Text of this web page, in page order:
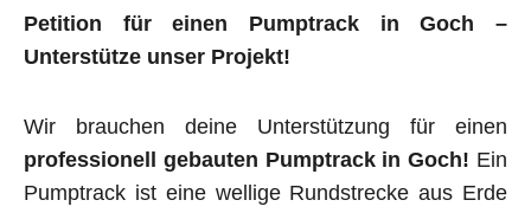
Petition für einen Pumptrack in Goch –
Unterstütze unser Projekt!
Wir brauchen deine Unterstützung für einen
professionell gebauten Pumptrack in Goch! Ein
Pumptrack ist eine wellige Rundstrecke aus Erde